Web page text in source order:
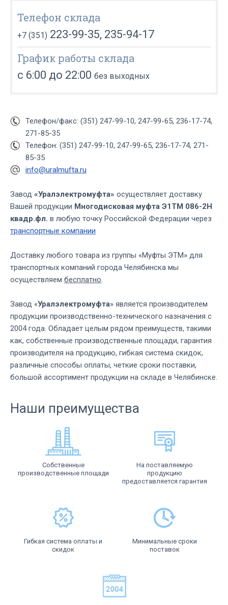
Телефон склада
+7 (351) 223-99-35, 235-94-17
График работы склада
с 6:00 до 22:00 без выходных
Телефон/факс: (351) 247-99-10, 247-99-65, 236-17-74,
271-85-35
Телефон: (351) 247-99-10, 247-99-65, 236-17-74, 271-
85-35
info@uralmufta.ru
Завод «Уралэлектромуфта» осуществляет доставку
Вашей продукции Многодисковая муфта Э1ТМ 086-2Н
квадр.фл. в любую точку Российской Федерации через
транспортные компании
Доставку любого товара из группы «Муфты ЭТМ» для
транспортных компаний города Челябинска мы
осуществляем бесплатно.
Завод «Уралэлектромуфта» является производителем
продукции производственно-технического назначения с
2004 года. Обладает целым рядом преимуществ, такими
как, собственные производственные площади, гарантия
производителя на продукцию, гибкая система скидок,
различные способы оплаты, четкие сроки поставки,
большой ассортимент продукции на складе в Челябинске.
Наши преимущества
Собственные
производственные площади
На поставляемую
продукцию
предоставляется гарантия
Гибкая система оплаты и
скидок
Минимальные сроки
поставок